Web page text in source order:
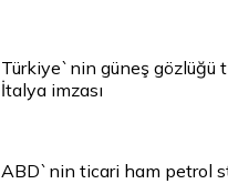
Türkiye`nin güneş gözlüğü
İtalya imzası
ABD`nin ticari ham petrol